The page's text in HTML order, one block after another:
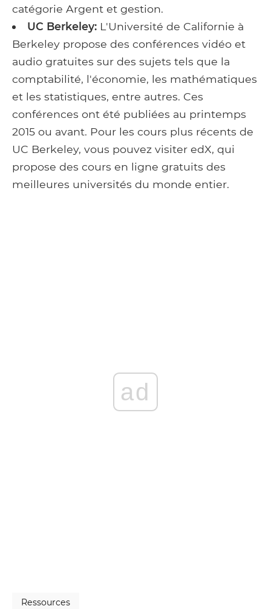
catégorie Argent et gestion.
UC Berkeley: L'Université de Californie à
Berkeley propose des conférences vidéo et
audio gratuites sur des sujets tels que la
comptabilité, l'économie, les mathématiques
et les statistiques, entre autres. Ces
conférences ont été publiées au printemps
2015 ou avant. Pour les cours plus récents de
UC Berkeley, vous pouvez visiter edX, qui
propose des cours en ligne gratuits des
meilleures universités du monde entier.
ad
Ressources